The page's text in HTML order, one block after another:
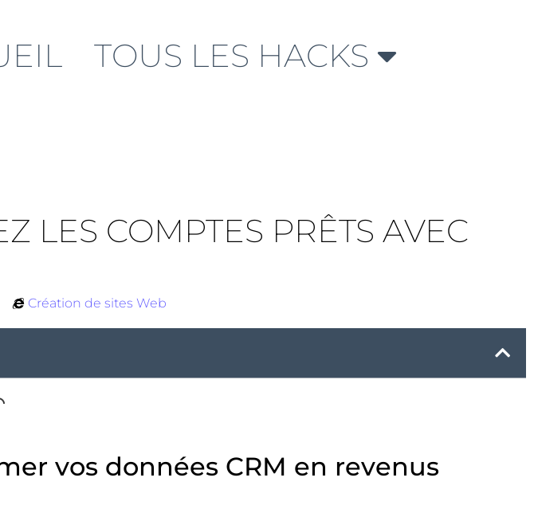
TOUS LES HACKS
LES COMPTES PRÊTS AVEC
Création de sites Web
vos données CRM en revenus